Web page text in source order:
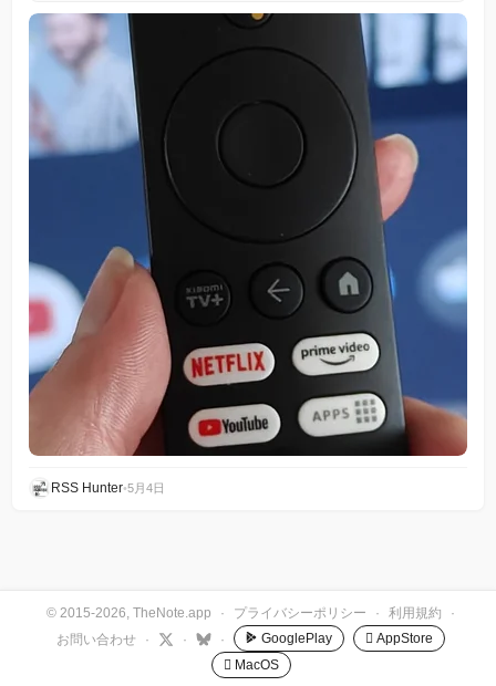
RSS Hunter•5月4日
© 2015-2026, TheNote.app · プライバシーポリシー · 利用規約
·
お問い合わせ
· · · GooglePlay
 AppStore
 MacOS